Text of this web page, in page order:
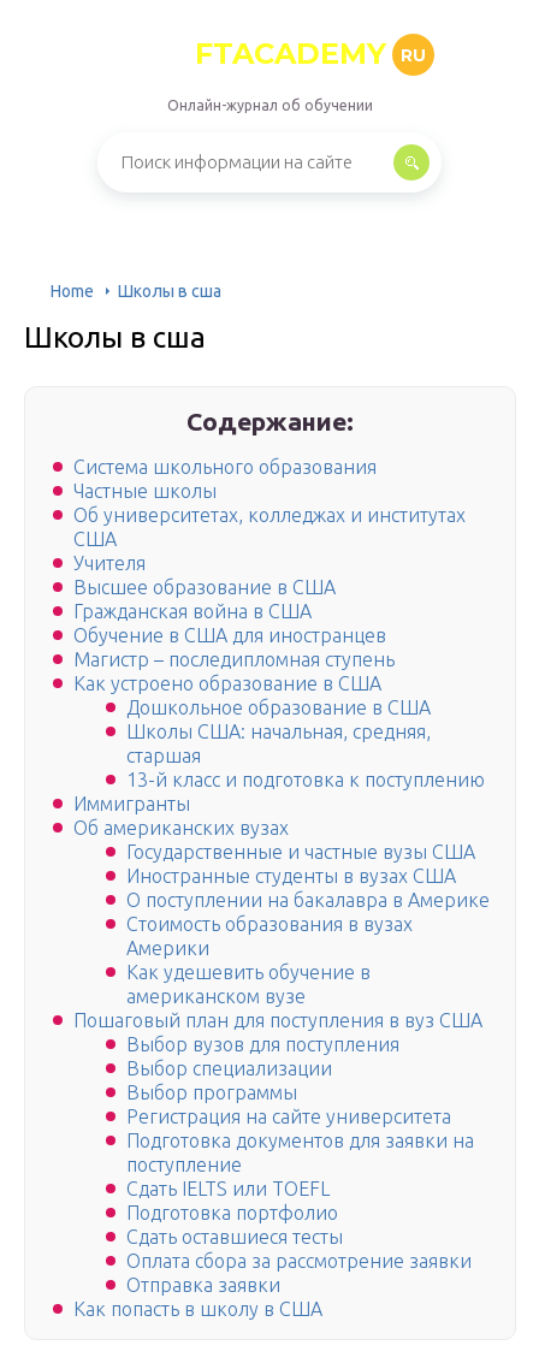
FTACADEMY RU
Онлайн-журнал об обучении
Home Школы в сша
Школы в сша
Содержание:
Система школьного образования
Частные школы
Об университетах, колледжах и институтах
США
Учителя
Высшее образование в США
Гражданская война в США
Обучение в США для иностранцев
Магистр – последипломная ступень
Как устроено образование в США
Дошкольное образование в США
Школы США: начальная, средняя,
старшая
13-й класс и подготовка к поступлению
Иммигранты
Об американских вузах
Государственные и частные вузы США
Иностранные студенты в вузах США
О поступлении на бакалавра в Америке
Стоимость образования в вузах
Америки
Как удешевить обучение в
американском вузе
Пошаговый план для поступления в вуз США
Выбор вузов для поступления
Выбор специализации
Выбор программы
Регистрация на сайте университета
Подготовка документов для заявки на
поступление
Сдать IELTS или TOEFL
Подготовка портфолио
Сдать оставшиеся тесты
Оплата сбора за рассмотрение заявки
Отправка заявки
Как попасть в школу в США